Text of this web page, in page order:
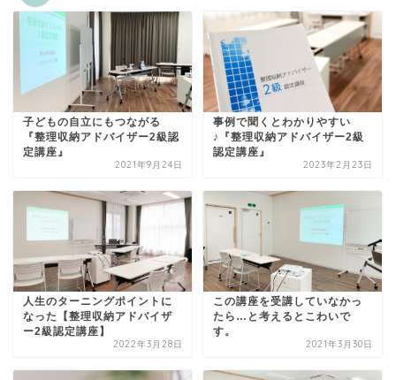
子どもの自立にもつながる
『整理収納アドバイザー2級認
定講座』
2021年9月24日
事例で聞くとわかりやすい
♪『整理収納アドバイザー2級
認定講座』
2023年2月23日
人生のターニングポイントに
なった【整理収納アドバイザ
ー2級認定講座】
2022年3月28日
この講座を受講していなかっ
たら…と考えるとこわいで
す。
2021年3月30日